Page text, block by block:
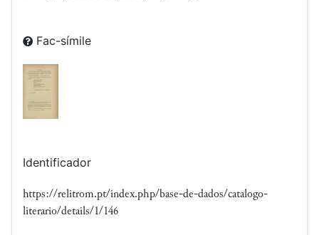
Fac-símile
Identificador
https://relitrom.pt/index.php/base-de-dados/catalogo-
literario/details/1/146